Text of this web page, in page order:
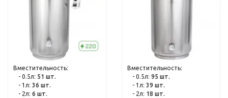
Вместительность:
- 0.5л: 51 шт.
- 1л: 36 шт.
- 2л: 6 шт.
Вместительность:
- 0.5л: 95 шт.
- 1л: 39 шт.
- 2л: 18 шт.